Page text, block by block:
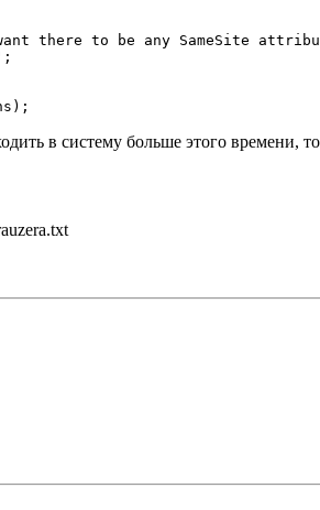
there to be any SameSite
;
) ;
в систему больше этого времени,